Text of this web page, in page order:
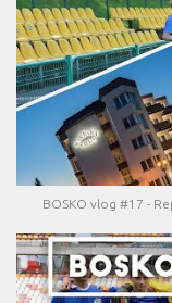
BOSKO vlog #17 -